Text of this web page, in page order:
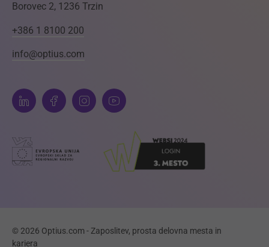
Borovec 2, 1236 Trzin
+386 1 8100 200
info@optius.com
© 2026 Optius.com - Zaposlitev, prosta delovna mesta in
kariera